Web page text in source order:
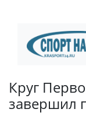
Круг
завершил